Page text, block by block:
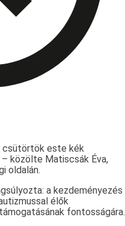
csütörtök este kék
közölte Matiscsák Éva,
oldalán.
a kezdeményezés
élők
fontosságára.